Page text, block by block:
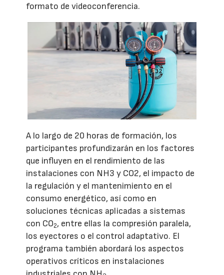
formato de videoconferencia.
A lo largo de 20 horas de formación, los
participantes profundizarán en los factores
que influyen en el rendimiento de las
instalaciones con NH3 y CO2, el impacto de
la regulación y el mantenimiento en el
consumo energético, así como en
soluciones técnicas aplicadas a sistemas
con CO2, entre ellas la compresión paralela,
los eyectores o el control adaptativo. El
programa también abordará los aspectos
operativos críticos en instalaciones